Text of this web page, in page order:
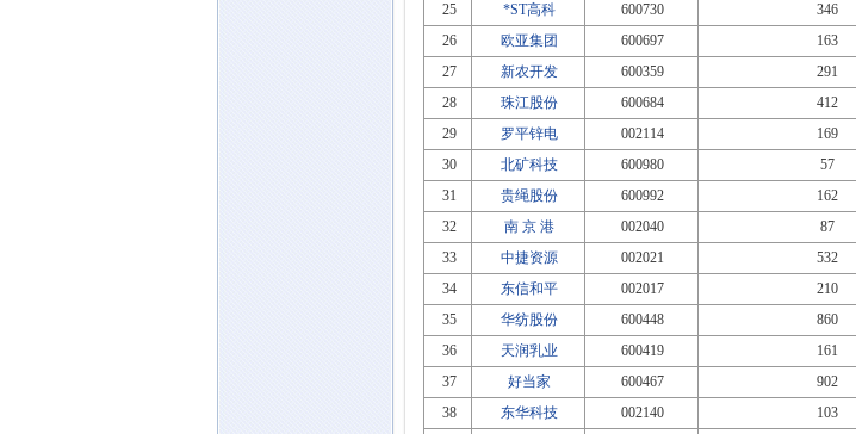
25
*ST高科 600730 346
26
欧亚集团 600697 163
27
新农开发 600359 291
28
珠江股份 600684 412
29
罗平锌电 002114 169
30
北矿科技 600980 57
31
贵绳股份 600992 162
32
南 京 港 002040 87
33
中捷资源 002021 532
34
东信和平 002017 210
35
华纺股份 600448 860
36
天润乳业 600419 161
37
好当家 600467 902
38
东华科技 002140 103